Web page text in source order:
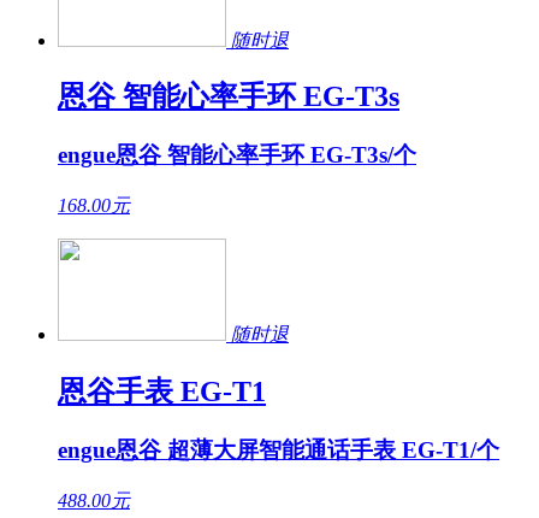
随时退
恩谷 智能心率手环 EG-T3s
engue恩谷 智能心率手环 EG-T3s/个
168.00元
随时退
恩谷手表 EG-T1
engue恩谷 超薄大屏智能通话手表 EG-T1/个
488.00元